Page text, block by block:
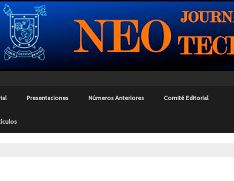
contenido
principal
Presentaciones Números Anteriores Comité Editorial